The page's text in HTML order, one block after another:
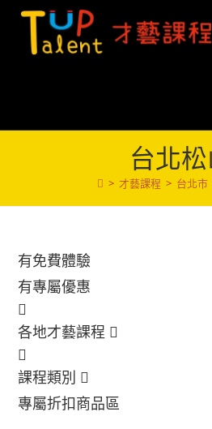
Skip
content
台北
> 才藝課程 > 台北市
有免費體驗
有專屬優惠
各地才藝課程
課程類別
專屬折扣商品區